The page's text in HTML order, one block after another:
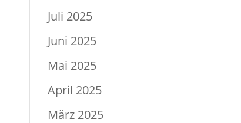
Juli 2025
Juni 2025
Mai 2025
April 2025
März 2025